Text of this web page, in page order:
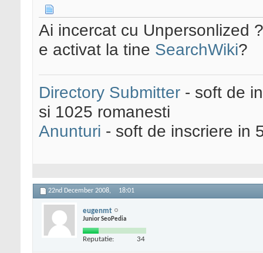
Ai incercat cu Unpersonlized
e activat la tine SearchWiki?
Directory Submitter - soft de
si 1025 romanesti
Anunturi - soft de inscriere in
22nd December 2008, 18:01
eugenmt
Junior SeoPedia
Reputatie: 34